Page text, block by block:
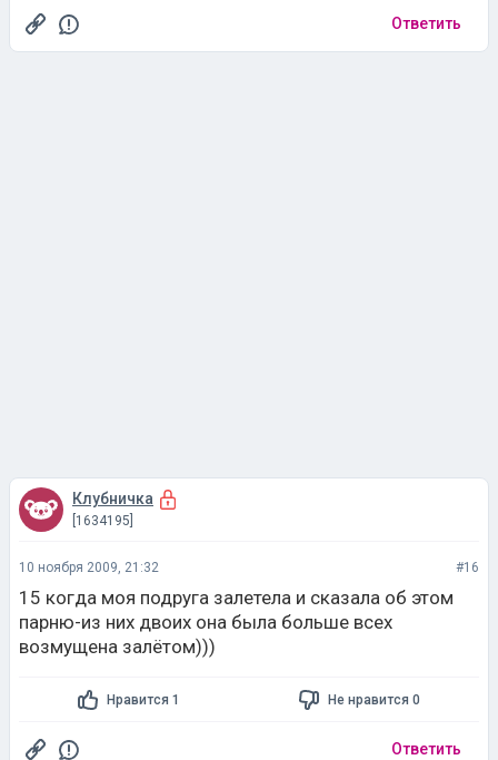
Ответить
Клубничка
[1634195]
10 ноября 2009, 21:32 #16
15 когда моя подруга залетела и сказала об этом
парню-из них двоих она была больше всех
возмущена залётом)))
Нравится 1 Не нравится 0
Ответить